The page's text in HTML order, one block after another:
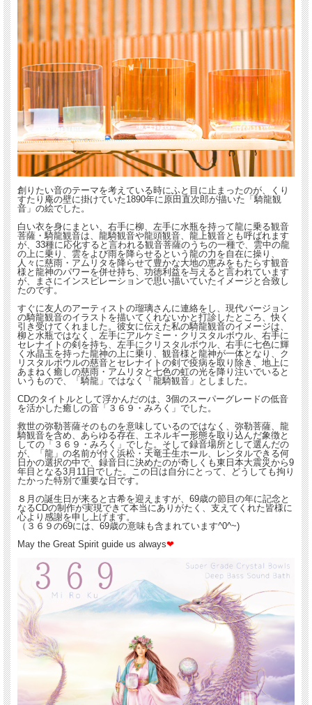
創りたい音のテーマを考えている時にふと目に止まったのが、くり
すたり庵の壁に掛けていた1890年に原田直次郎が描いた「騎龍観
音」の絵でした。
白い衣を身にまとい、右手に柳、左手に水瓶を持って龍に乗る観音
菩薩・騎龍観音は、龍騎観音や龍頭観音、龍上観音とも呼ばれます
が、33種に応化すると言われる観音菩薩のうちの一種で、雲中の龍
の上に乗り、雲をよび雨を降らせるという龍の力を自在に操り、
人々に慈雨・アムリタを降らせて豊かな大地の恵みをもたらす観音
様と龍神のパワーを併せ持ち、功徳利益を与えると言われています
が、まさにインスピレーションで思い描いていたイメージと合致し
たのです。
すぐに友人のアーティストの瑠璃さんに連絡をし、現代バージョン
の騎龍観音のイラストを描いてくれないかと打診したところ、快く
引き受けてくれました。彼女に伝えた私の騎龍観音のイメージは、
柳と水瓶ではなく、左手にアルケミー・クリスタルボウル、右手に
セレナイトの剣を持ち、左手にクリスタルボウル、右手に七色に輝
く水晶玉を持った龍神の上に乗り、観音様と龍神が一体となり、ク
リスタルボウルの慈音とセレナイトの剣で疫病を取り除き、地上に
あまねく癒しの慈雨・アムリタと七色の虹の光を降り注いでいると
いうもので、「騎龍」ではなく「龍騎観音」としました。
CDのタイトルとして浮かんだのは、3個のスーパーグレードの低音
を活かした癒しの音「３６９・みろく」でした。
救世の弥勒菩薩そのものを意味しているのではなく、弥勒菩薩、龍
騎観音を含め、あらゆる存在、エネルギー形態を取り込んだ象徴と
しての「３６９・みろく」でした。そして録音場所として選んだの
が、「龍」の名前が付く浜松・天竜壬生ホール、レンタルできる何
日かの選択の中で、録音日に決めたのが奇しくも東日本大震災から9
年目となる3月11日でした。この日は自分にとって、どうしても拘り
たかった特別で重要な日です。
８月の誕生日が来ると古希を迎えますが、69歳の節目の年に記念と
なるCDの制作が実現できて本当にありがたく、支えてくれた皆様に
心より感謝を申し上げます。
（３６９の69には、69歳の意味も含まれています^0^~)
May the Great Spirit guide us always❤